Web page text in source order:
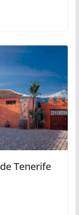
Tenerife